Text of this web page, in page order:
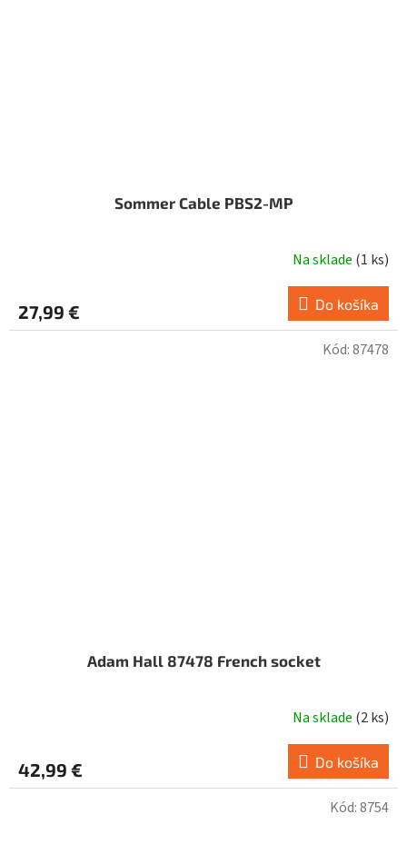
Sommer Cable PBS2-MP
Na sklade (1 ks)
27,99 € Do košíka
Adam Hall 87478 French socket
Na sklade (2 ks)
42,99 € Do košíka
Kód:87478
Kód:8754